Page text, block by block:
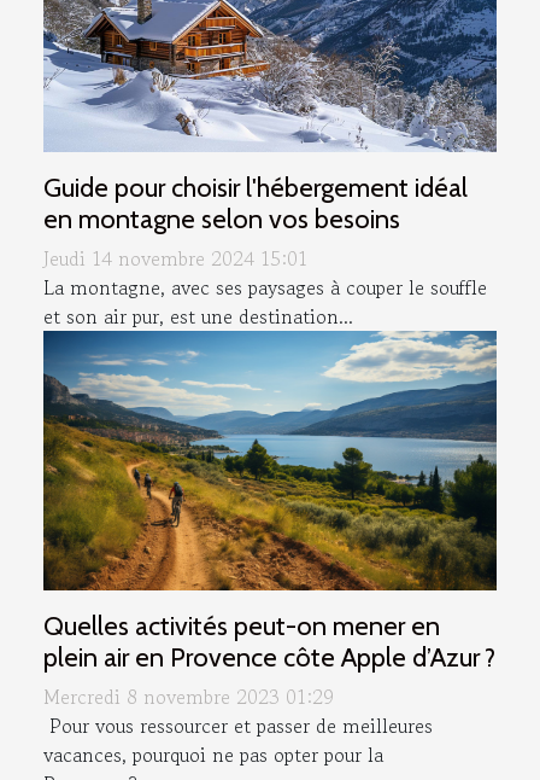
Guide pour choisir l'hébergement idéal
en montagne selon vos besoins
Jeudi 14 novembre 2024 15:01
La montagne, avec ses paysages à couper le souffle
et son air pur, est une destination...
Quelles activités peut-on mener en
plein air en Provence côte Apple d’Azur ?
Mercredi 8 novembre 2023 01:29
Pour vous ressourcer et passer de meilleures
vacances, pourquoi ne pas opter pour la